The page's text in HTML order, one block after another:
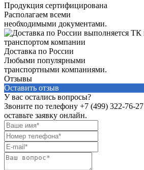
Продукция сертифицирована
Располагаем всеми
необходимыми документами.
Доставка по России
Любыми популярными
транспортными компаниями.
Отзывы
Оставить отзыв
У вас остались вопросы?
Звоните по телефону +7 (499) 322-76-27
оставьте заявку онлайн.